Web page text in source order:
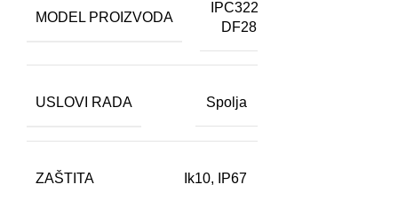
MODEL PROIZVODA
IPC322SB-
DF28K-I0
USLOVI RADA Spolja
ZAŠTITA Ik10, IP67